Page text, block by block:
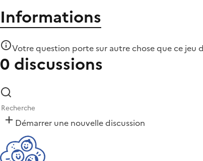
Informations
Votre question porte sur autre chose quece jeu
0 discussions
Démarrer une nouvelle discussion